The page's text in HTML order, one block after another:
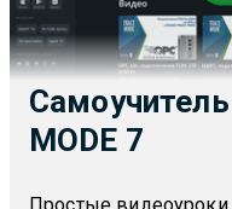
Самоучитель
MODE 7
Простые